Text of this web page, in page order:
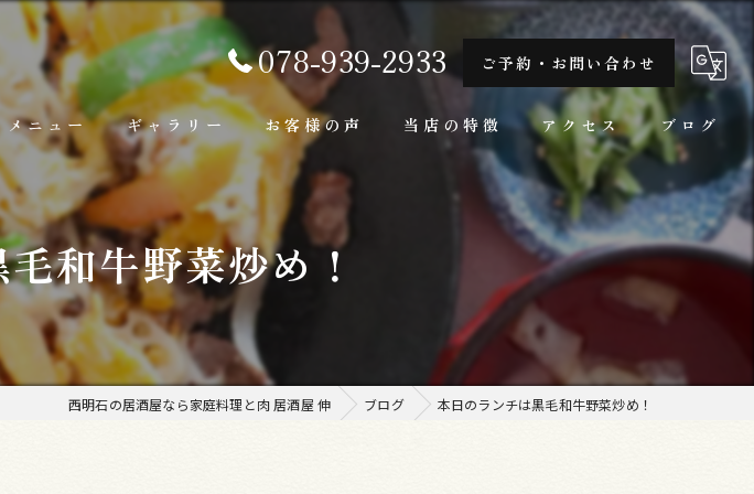
078-939-2933 ご予約・お問い合わせ
メニュー
ランチ
お料理
お飲み物
ギャラリー お客様の声 当店の特徴
隠れ家
ランチ
家庭料理
アクセス ブログ
和牛野菜炒め！
西明石の居酒屋なら家庭料理と肉 居酒屋 伸 ブログ 本日のランチは黒毛和牛野菜炒め！